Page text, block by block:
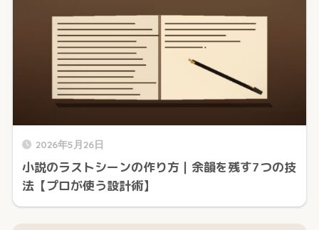
2026年5月26日
小説のラストシーンの作り方｜余韻を残す7つの技
法【プロが使う設計術】